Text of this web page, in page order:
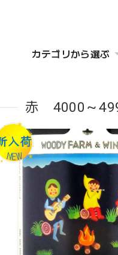
カテゴリから選ぶ
赤 4000～